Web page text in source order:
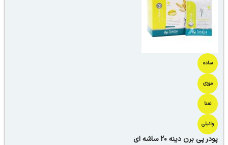
ساده
موزی
نعنا
وانیلی
پودر پی برن دینه 20 ساشه ای